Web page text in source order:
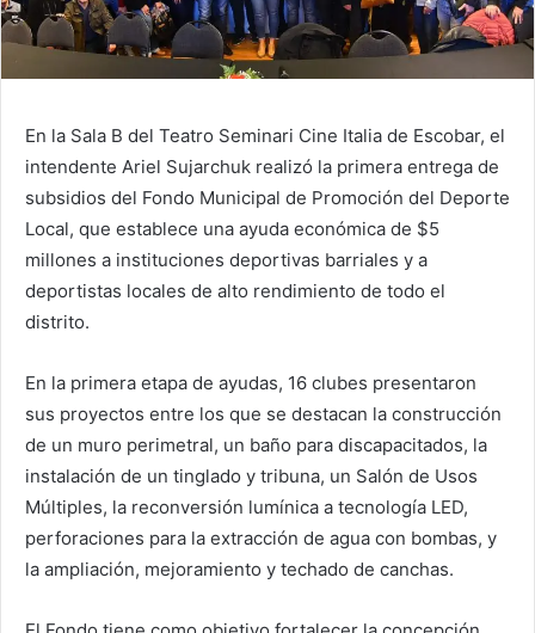
En la Sala B del Teatro Seminari Cine Italia de Escobar, el
intendente Ariel Sujarchuk realizó la primera entrega de
subsidios del Fondo Municipal de Promoción del Deporte
Local, que establece una ayuda económica de $5
millones a instituciones deportivas barriales y a
deportistas locales de alto rendimiento de todo el
distrito.
En la primera etapa de ayudas, 16 clubes presentaron
sus proyectos entre los que se destacan la construcción
de un muro perimetral, un baño para discapacitados, la
instalación de un tinglado y tribuna, un Salón de Usos
Múltiples, la reconversión lumínica a tecnología LED,
perforaciones para la extracción de agua con bombas, y
la ampliación, mejoramiento y techado de canchas.